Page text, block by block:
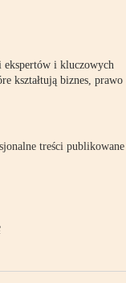
ekspertów i kluczowych
kształtują biznes, prawo
treści publikowane